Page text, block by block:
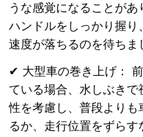
うな感覚になることが
ハンドルをしっかり握り
速度が落ちるのを待ちま
✔ 大型車の巻き上げ：
ている場合、水しぶき
性を考慮し、普段よりも
るか、走行位置をずらす